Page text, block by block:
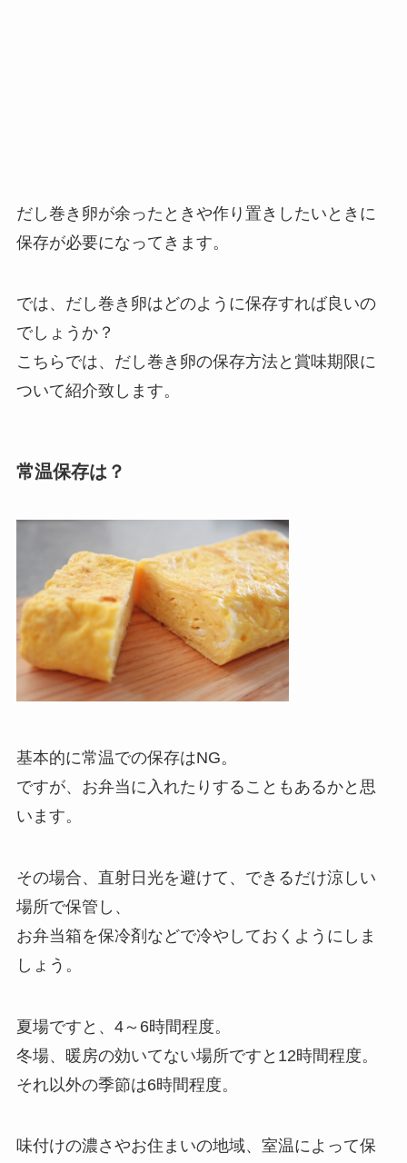
だし巻き卵が余ったときや作り置きしたいときに
保存が必要になってきます。
では、だし巻き卵はどのように保存すれば良いの
でしょうか？
こちらでは、だし巻き卵の保存方法と賞味期限に
ついて紹介致します。
常温保存は？
基本的に常温での保存はNG。
ですが、お弁当に入れたりすることもあるかと思
います。
その場合、直射日光を避けて、できるだけ涼しい
場所で保管し、
お弁当箱を保冷剤などで冷やしておくようにしま
しょう。
夏場ですと、4～6時間程度。
冬場、暖房の効いてない場所ですと12時間程度。
それ以外の季節は6時間程度。
味付けの濃さやお住まいの地域、室温によって保